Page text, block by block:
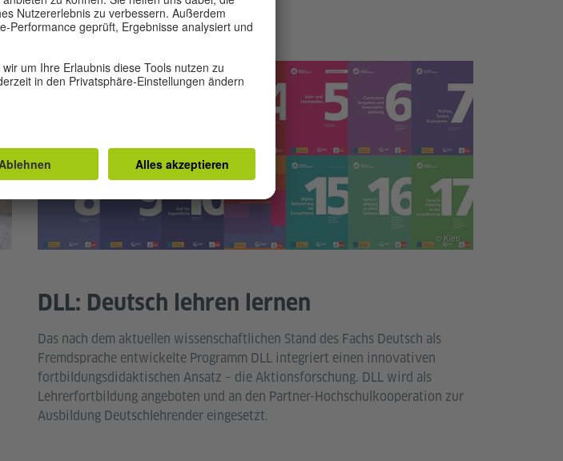
DLL: Deutsch lehren lernen
Das nach dem aktuellen wissenschaftlichen Stand des Fachs Deutsch als
Fremdsprache entwickelte Programm DLL integriert einen innovativen
fortbildungsdidaktischen Ansatz – die Aktionsforschung. DLL wird als
Lehrerfortbildung angeboten und an den Partner-Hochschulkooperation zur
Ausbildung Deutschlehrender eingesetzt.
© Klett